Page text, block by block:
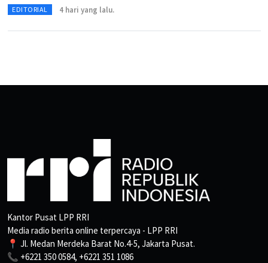
EDITORIAL 4 hari yang lalu.
Kantor Pusat LPP RRI
Media radio berita online terpercaya - LPP RRI
📍 Jl. Medan Merdeka Barat No.4-5, Jakarta Pusat.
📞 +6221 350 0584, +6221 351 1086